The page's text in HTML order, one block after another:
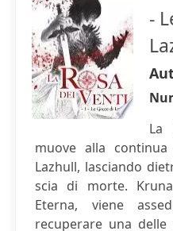
-
La
muove alla
Lazhull, lasciando
scia di morte.
Eterna, viene
recuperare una